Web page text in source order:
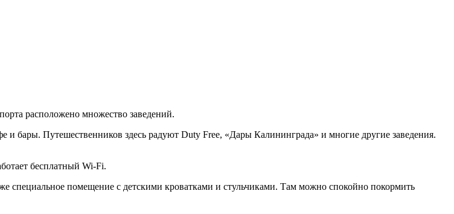
расположено множество заведений.
и бары. Путешественников здесь радуют Duty Free, «Дары Калининграда» и многие другие заведения.
бесплатный Wi-Fi.
специальное помещение с детскими кроватками и стульчиками. Там можно спокойно покормить